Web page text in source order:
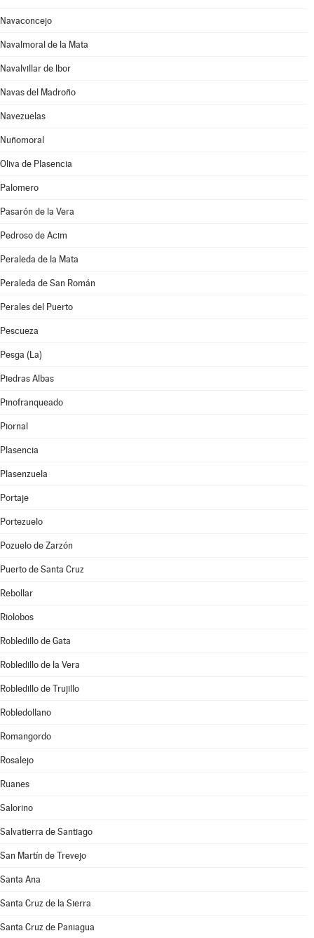
Navaconcejo
Navalmoral de la Mata
Navalvillar de Ibor
Navas del Madroño
Navezuelas
Nuñomoral
Oliva de Plasencia
Palomero
Pasarón de la Vera
Pedroso de Acim
Peraleda de la Mata
Peraleda de San Román
Perales del Puerto
Pescueza
Pesga (La)
Piedras Albas
Pinofranqueado
Piornal
Plasencia
Plasenzuela
Portaje
Portezuelo
Pozuelo de Zarzón
Puerto de Santa Cruz
Rebollar
Riolobos
Robledillo de Gata
Robledillo de la Vera
Robledillo de Trujillo
Robledollano
Romangordo
Rosalejo
Ruanes
Salorino
Salvatierra de Santiago
San Martín de Trevejo
Santa Ana
Santa Cruz de la Sierra
Santa Cruz de Paniagua